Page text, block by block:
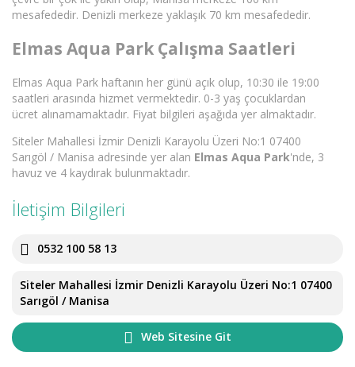
mesafededir. Denizli merkeze yaklaşık 70 km mesafededir.
Elmas Aqua Park Çalışma Saatleri
Elmas Aqua Park haftanın her günü açık olup, 10:30 ile 19:00
saatleri arasında hizmet vermektedir. 0-3 yaş çocuklardan
ücret alınamamaktadır. Fiyat bilgileri aşağıda yer almaktadır.
Siteler Mahallesi İzmir Denizli Karayolu Üzeri No:1 07400
Sarıgöl / Manisa adresinde yer alan Elmas Aqua Park'nde, 3
havuz ve 4 kaydırak bulunmaktadır.
İletişim Bilgileri
0532 100 58 13
Siteler Mahallesi İzmir Denizli Karayolu Üzeri No:1 07400
Sarıgöl / Manisa
Web Sitesine Git